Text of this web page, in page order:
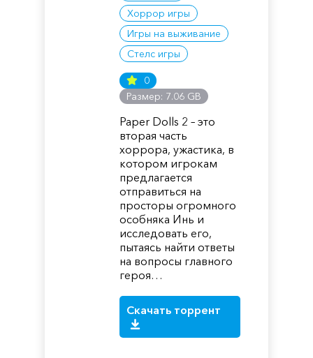
Хоррор игры
Игры на выживание
Стелс игры
0
Размер: 7.06 GB
Paper Dolls 2 – это
вторая часть
хоррора, ужастика, в
котором игрокам
предлагается
отправиться на
просторы огромного
особняка Инь и
исследовать его,
пытаясь найти ответы
на вопросы главного
героя…
Скачать торрент